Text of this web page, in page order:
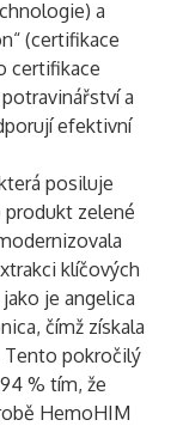
a
(certifikace
certifikace
a
efektivní
posiluje
produkt zelené
klíčových
je angelica
čímž získala
pokročilý
% tím, že
HemoHIM